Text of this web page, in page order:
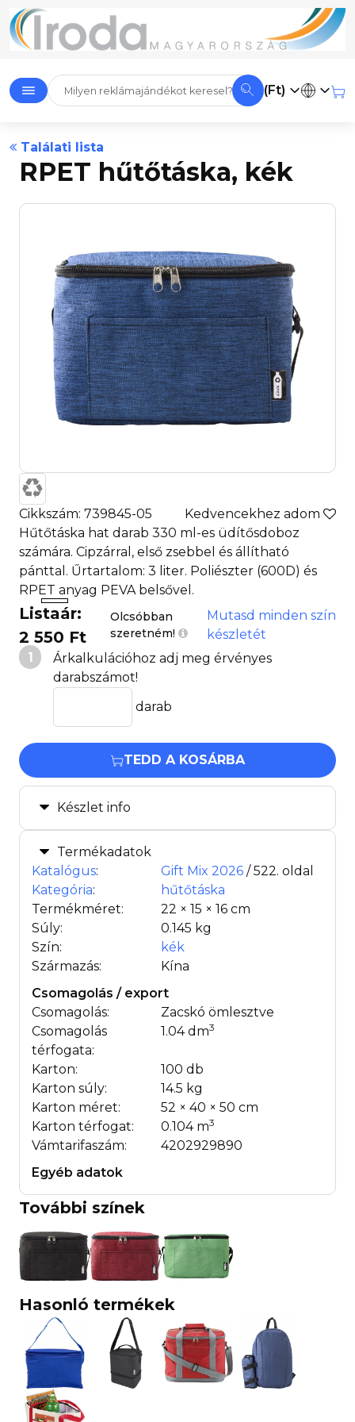
(Ft)
Találati lista
RPET hűtőtáska, kék
Cikkszám: 739845-05
Kedvencekhez adom
Hűtőtáska hat darab 330 ml-es üdítősdoboz
számára. Cipzárral, első zsebbel és állítható
pánttal. Űrtartalom: 3 liter. Poliészter (600D) és
RPET anyag PEVA belsővel.
Listaár:
2 550 Ft
Olcsóbban
szeretném!
Mutasd minden szín
készletét
1
Árkalkulációhoz adj meg érvényes
darabszámot!
darab
TEDD A KOSÁRBA
Készlet info
Termékadatok
Katalógus: Gift Mix 2026 / 522. oldal
Kategória:
hűtőtáska
Termékméret:
22 × 15 × 16 cm
Súly:
0.145 kg
Szín:
kék
Származás:
Kína
Csomagolás / export
Csomagolás:
Zacskó ömlesztve
Csomagolás
térfogata:
1.04 dm3
Karton:
100 db
Karton súly:
14.5 kg
Karton méret:
52 × 40 × 50 cm
Karton térfogat:
0.104 m3
Vámtarifaszám:
4202929890
Egyéb adatok
További színek
Hasonló termékek